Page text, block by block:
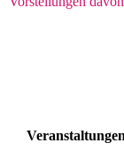
Veranstaltungen